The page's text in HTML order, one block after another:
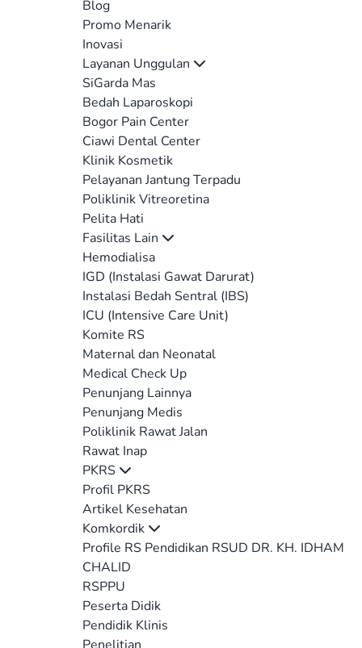
Blog
Promo Menarik
Inovasi
Layanan Unggulan
SiGarda Mas
Bedah Laparoskopi
Bogor Pain Center
Ciawi Dental Center
Klinik Kosmetik
Pelayanan Jantung Terpadu
Poliklinik Vitreoretina
Pelita Hati
Fasilitas Lain
Hemodialisa
IGD (Instalasi Gawat Darurat)
Instalasi Bedah Sentral (IBS)
ICU (Intensive Care Unit)
Komite RS
Maternal dan Neonatal
Medical Check Up
Penunjang Lainnya
Penunjang Medis
Poliklinik Rawat Jalan
Rawat Inap
PKRS
Profil PKRS
Artikel Kesehatan
Komkordik
Profile RS Pendidikan RSUD DR. KH. IDHAM
CHALID
RSPPU
Peserta Didik
Pendidik Klinis